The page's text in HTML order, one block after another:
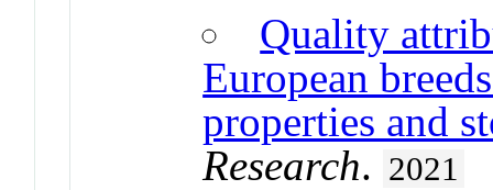
Quality
European
properties and
Research. 2021